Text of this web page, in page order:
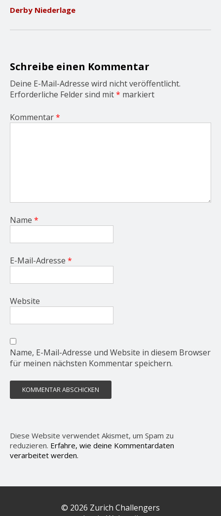
i
o
Derby Niederlage
Schreibe einen Kommentar
Deine E-Mail-Adresse wird nicht veröffentlicht.
Erforderliche Felder sind mit* markiert
Kommentar*
Name *
E-Mail-Adresse *
Website
Name, E-Mail-Adresse und Website in diesem Browser
für meinen nächsten Kommentar speichern.
Diese Website verwendet Akismet, um Spam zu
reduzieren. Erfahre, wie deine Kommentardaten
verarbeitet werden.
© 2026 Zurich Challengers